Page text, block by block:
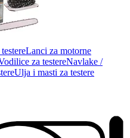
Lanci za motorne
za testereNavlake /
Ulja i masti za testere